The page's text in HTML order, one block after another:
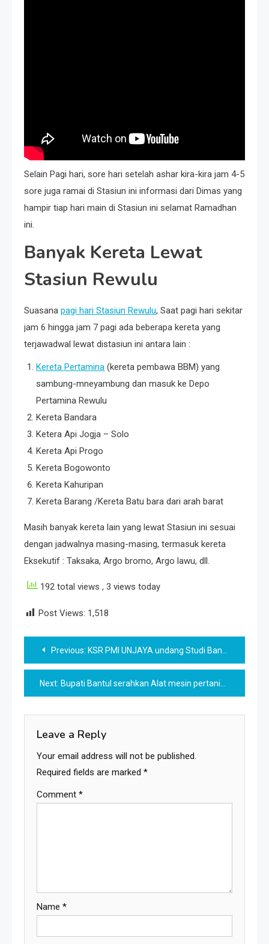
Selain Pagi hari, sore hari setelah ashar kira-kira jam 4-5
sore juga ramai di Stasiun ini informasi dari Dimas yang
hampir tiap hari main di Stasiun ini selamat Ramadhan
ini.
Banyak Kereta Lewat
Stasiun Rewulu
Suasana pagi hari Stasiun Rewulu, Saat pagi hari sekitar
jam 6 hingga jam 7 pagi ada beberapa kereta yang
terjawadwal lewat distasiun ini antara lain :
Kereta Pertamina (kereta pembawa BBM) yang
sambung-mneyambung dan masuk ke Depo
Pertamina Rewulu
Kereta Bandara
Ketera Api Jogja – Solo
Kereta Api Progo
Kereta Bogowonto
Kereta Kahuripan
Kereta Barang /Kereta Batu bara dari arah barat
Masih banyak kereta lain yang lewat Stasiun ini sesuai
dengan jadwalnya masing-masing, termasuk kereta
Eksekutif : Taksaka, Argo bromo, Argo lawu, dll.
192 total views , 3 views today
Post Views: 1,518
Post
navigation
Previous: KSR PMI UNJAYA undang Studi Banding KSR PMI Unit8 UMBY
Next: Bupati Bantul serahkan Alat mesin pertanian panen padi Combine Harvester
Leave a Reply
Your email address will not be published.
Required fields are marked *
Comment *
Name *